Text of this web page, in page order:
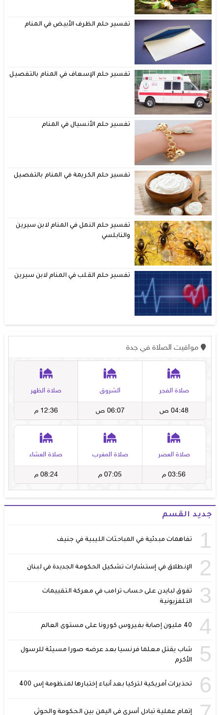
تفسير حلم الظرف الأبيض في المنام
تفسير حلم الإسعاف في المنام بالتفصيل
تفسير حلم الأنسيال في المنام
تفسير حلم الكريمة في المنام بالتفصيل
تفسير حلم النمل في المنام لابن سيرين
والنابلسي
تفسير حلم القلب في المنام لابن سيرين
جديد القسم
1 تفاهمات مبدئية في المباحثات الليبية في جنيف
2 الإنطلاق في إستشارات تشكيل الحكومة الجديدة في لبنان
3
تفوق لبايدن على حساب ترامب في معركة التقييمات
التلفزيونية
4 40 مليون إصابة بفيروس كورونا على مستوى العالم
5
شاب يقتل معلما فرنسيا بعد عرضه صورا مسيئة للرسول
الأكرم
6 تحذيرات أمريكية لتركيا بعد أنباء إختبارها لمنظومة إس 400
إتمام عملية تبادل أسرى في اليمن بين الحكومة والحوثي